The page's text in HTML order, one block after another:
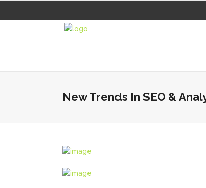
New Trends In SEO &